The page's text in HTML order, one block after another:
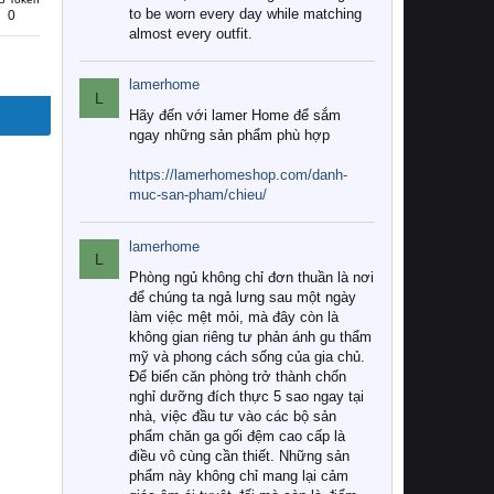
0
to be worn every day while matching
almost every outfit.
L
lamerhome
Hãy đến với lamer Home để sắm
ngay những sản phẩm phù hợp
https://lamerhomeshop.com/danh-
muc-san-pham/chieu/
L
lamerhome
Phòng ngủ không chỉ đơn thuần là nơi
để chúng ta ngả lưng sau một ngày
làm việc mệt mỏi, mà đây còn là
không gian riêng tư phản ánh gu thẩm
mỹ và phong cách sống của gia chủ.
Để biến căn phòng trở thành chốn
nghỉ dưỡng đích thực 5 sao ngay tại
nhà, việc đầu tư vào các bộ sản
phẩm chăn ga gối đệm cao cấp là
điều vô cùng cần thiết. Những sản
phẩm này không chỉ mang lại cảm